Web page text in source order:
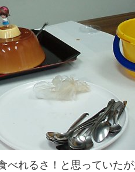
べれるさ！と思っていた